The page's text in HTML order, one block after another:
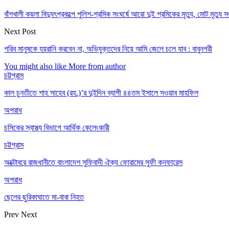
বাঁশখালী কয়লা বিদ্যুৎপ্রকল্পে পুলিশ-শ্রমিক সংঘর্ষে আরো দুই শ্রমিকের মৃত্যু, মোট মৃত্যু
Next Post
গরিব মানুষকে হয়রানি করবেন না, অভিযুক্তদের নিয়ে আমি জেলে চলে যাব : বাবুনগরী
You might also like More from author
চট্টগ্রাম
কাল চুনতীতে শাহ সাহেব (রহ.)’র দুইদিন ব্যাপী ৪৪তম ইসালে সওয়াব মাহফিল
অপরাধ
চসিকের স্বাস্থ্য বিভাগে আর্থিক কেলেংকারী
চট্টগ্রাম
অক্টোবরে রাজধানীতে বাংলাদেশ সুফিবাদী ঐক্য ফোরামের সুফী কনফারেন্স
অপরাধ
ছেলের ছুরিকাঘাতে মা-বাবা নিহত
Prev Next